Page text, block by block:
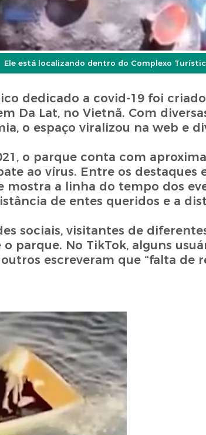
Ele está localizando dentro do Complexo
dedicado a covid-19 foi
Da Lat, no Vietnã. Com
o espaço viralizou na web e
o parque conta com
ao vírus. Entre os
mostra a linha do tempo dos
de entes queridos e a
sociais, visitantes de
parque. No TikTok, alguns
escreveram que “falta de